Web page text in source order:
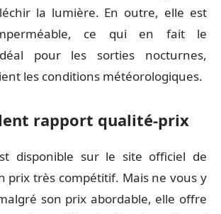
la lumière. En outre, elle est
ce qui en fait le
pour les sorties nocturnes,
les conditions météorologiques.
rapport qualité-prix
disponible sur le site officiel de
prix très compétitif. Mais ne vous y
son prix abordable, elle offre